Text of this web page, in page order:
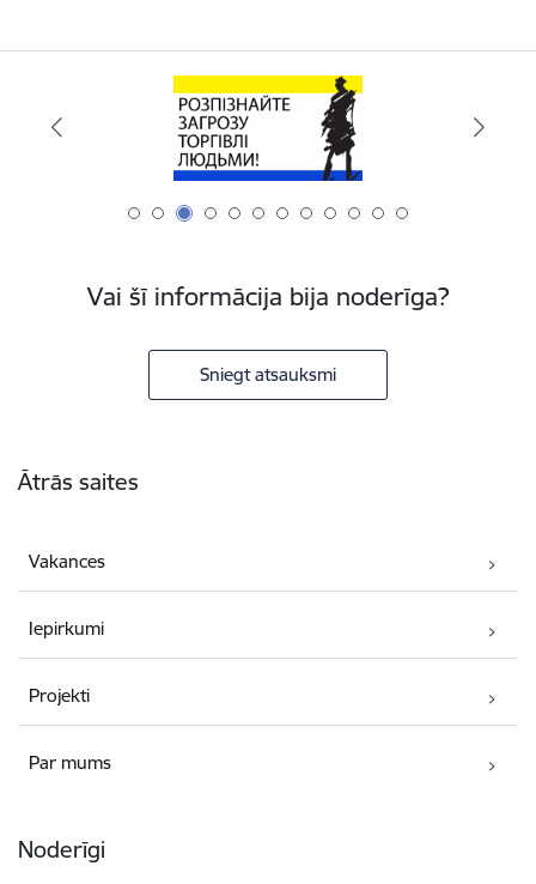
Vai šī informācija bija noderīga?
Sniegt atsauksmi
Ātrās saites
Vakances
Iepirkumi
Projekti
Par mums
Noderīgi